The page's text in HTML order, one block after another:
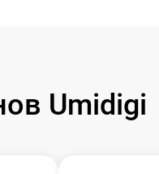
Umidigi